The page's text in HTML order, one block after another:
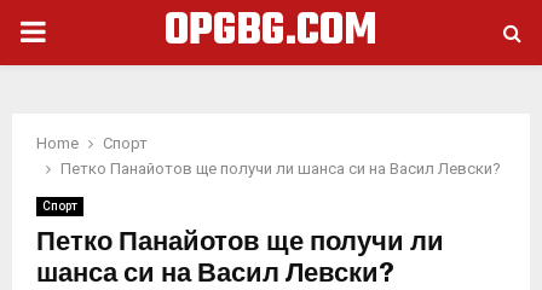
PRIMARY
OPGBG.COM
Home
Спорт
Петко Панайотов ще получи ли шанса си на Васил Левски?
Спорт
Петко Панайотов ще получи ли
шанса си на Васил Левски?